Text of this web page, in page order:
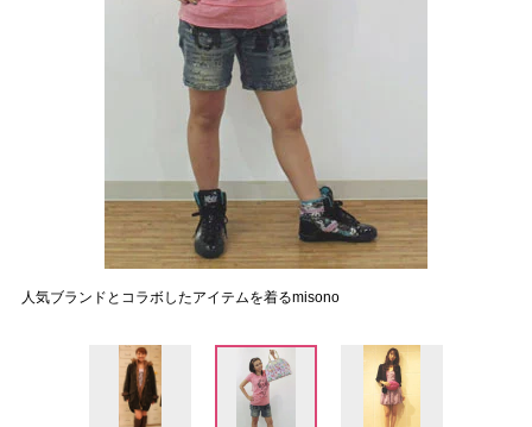
人気ブランドとコラボしたアイテムを着るmisono